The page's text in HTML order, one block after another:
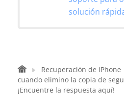
solución
Recuperación de iPhone
cuando elimino la copia de
¡Encuentre la respuesta aquí!